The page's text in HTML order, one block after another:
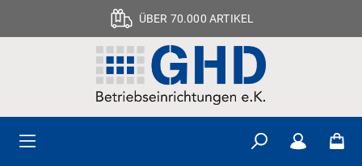
ÜBER 70.000 ARTIKEL